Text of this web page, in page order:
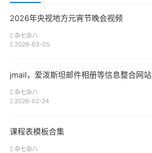
2026年央视地方元宵节晚会视频
杂七杂八
2026-03-05
jmail，爱泼斯坦邮件相册等信息整合网站
杂七杂八
2026-02-24
课程表模板合集
杂七杂八